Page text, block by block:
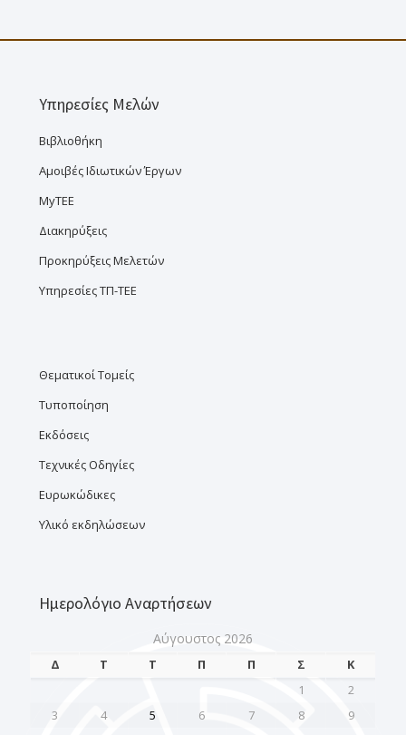
Υπηρεσίες Μελών
Βιβλιοθήκη
Αμοιβές Ιδιωτικών Έργων
MyTEE
Διακηρύξεις
Προκηρύξεις Μελετών
Υπηρεσίες ΤΠ-ΤΕΕ
Θεματικοί Τομείς
Τυποποίηση
Εκδόσεις
Τεχνικές Οδηγίες
Ευρωκώδικες
Υλικό εκδηλώσεων
Ημερολόγιο Αναρτήσεων
Αύγουστος 2026
Δ Τ Τ Π Π Σ
Κ
1
2
3
4 5 6 7 8
9